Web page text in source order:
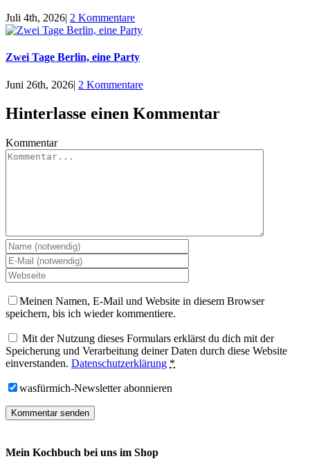
Juli 4th, 2026| 2 Kommentare
Zwei Tage Berlin, eine Party
Juni 26th, 2026| 2 Kommentare
Hinterlasse einen Kommentar
Kommentar
Meinen Namen, E-Mail und Website in diesem Browser
speichern, bis ich wieder kommentiere.
Mit der Nutzung dieses Formulars erklärst du dich mit der
Speicherung und Verarbeitung deiner Daten durch diese Website
einverstanden. Datenschutzerklärung *
wasfürmich-Newsletter abonnieren
Mein Kochbuch bei uns im Shop